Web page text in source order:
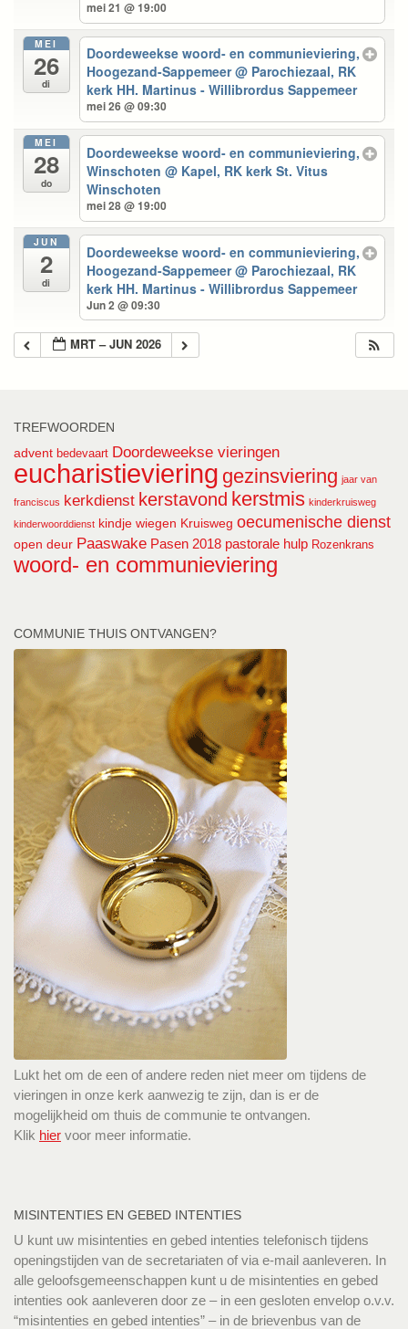
mei 21 @ 19:00
MEI
26
di
Doordeweekse woord- en communieviering,
Hoogezand-Sappemeer@ Parochiezaal, RK
kerk HH. Martinus - Willibrordus Sappemeer
mei 26 @ 09:30
MEI
28
do
Doordeweekse woord- en communieviering,
Winschoten@ Kapel, RK kerk St. Vitus
Winschoten
mei 28 @ 19:00
JUN
2
di
Doordeweekse woord- en communieviering,
Hoogezand-Sappemeer@ Parochiezaal, RK
kerk HH. Martinus - Willibrordus Sappemeer
Jun 2 @ 09:30
MRT – JUN 2026
TREFWOORDEN
advent bedevaart Doordeweekse vieringen
eucharistieviering gezinsviering jaar van
franciscus kerkdienst kerstavond kerstmis kinderkruisweg
kinderwoorddienst kindje wiegen Kruisweg oecumenische dienst
open deur Paaswake Pasen 2018 pastorale hulp Rozenkrans
woord- en communieviering
COMMUNIE THUIS ONTVANGEN?
Lukt het om de een of andere reden niet meer om tijdens de
vieringen in onze kerk aanwezig te zijn, dan is er de
mogelijkheid om thuis de communie te ontvangen.
Klik hier voor meer informatie.
MISINTENTIES EN GEBED INTENTIES
U kunt uw misintenties en gebed intenties telefonisch tijdens
openingstijden van de secretariaten of via e-mail aanleveren. In
alle geloofsgemeenschappen kunt u de misintenties en gebed
intenties ook aanleveren door ze – in een gesloten envelop o.v.v.
“misintenties en gebed intenties” – in de brievenbus van de